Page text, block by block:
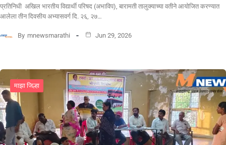
प्रतिनिधी अखिल भारतीय विद्यार्थी परिषद (अभाविप), बारामती तालुक्याच्या वतीने आयोजित करण्यात
आलेला तीन दिवसीय अभ्यासवर्ग दि. २६, २७…
By mnewsmarathi Jun 29, 2026
माझा जिल्हा